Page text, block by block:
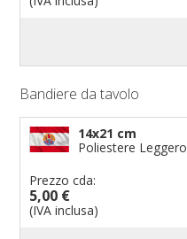
Bandiere da tavolo
14x21 cm
Poliestere Leggero
Prezzo cda:
5,00 €
(IVA inclusa)